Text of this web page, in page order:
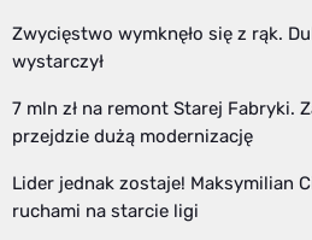
Zwycięstwo wymknęło się z rąk.
wystarczył
7 mln zł na remont Starej Fabryki.
przejdzie dużą modernizację
Lider jednak zostaje! Maksymilian
ruchami na starcie ligi